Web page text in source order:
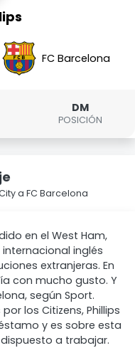
FC Barcelona
DM
POSICIÓN
a FC Barcelona
en el West Ham,
inglés
extranjeras. En
con mucho gusto. Y
según Sport.
los Citizens, Phillips
y es sobre esta
a trabajar.